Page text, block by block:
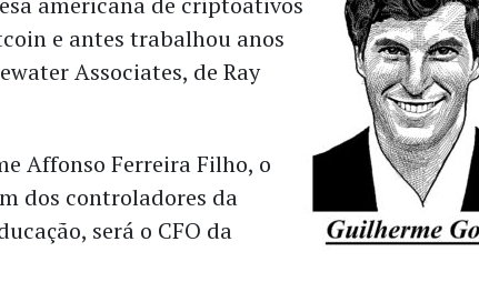
e antes trabalhou anos
Associates, de Ray
Affonso Ferreira Filho, o
dos controladores da
será o CFO da